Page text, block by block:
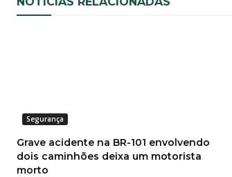
Segurança
Grave acidente na BR-101 envolvendo
dois caminhões deixa um motorista
morto